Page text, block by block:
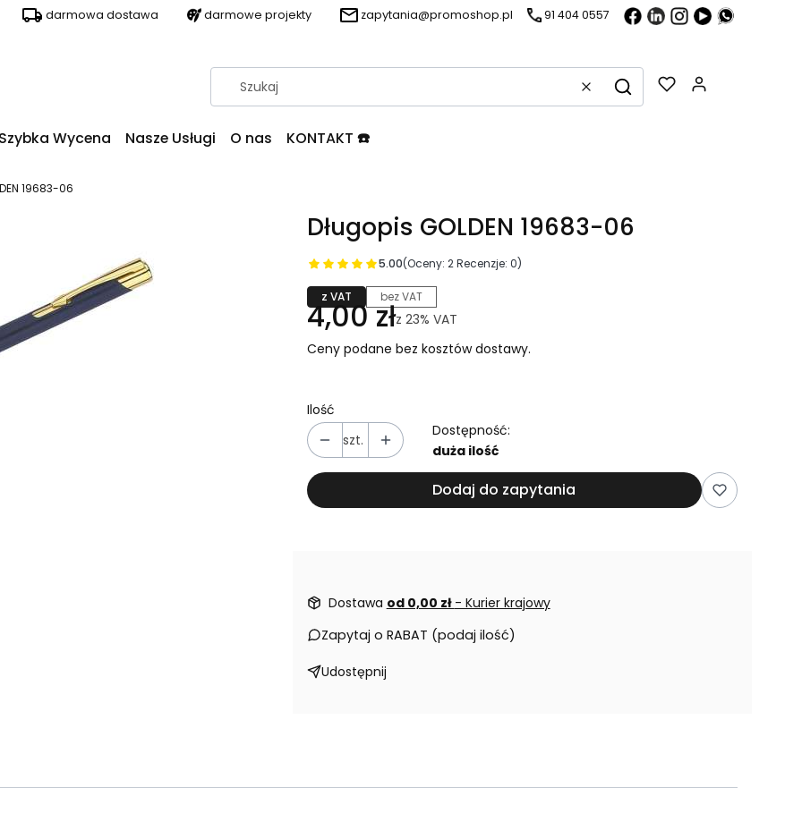
darmowa dostawa darmowe projekty zapytania@promoshop.pl 91 404 0557
WyczyśćSzukaj
Wycena Nasze Usługi O nas KONTAKT ☎️
19683-06
Długopis GOLDEN 19683-06
5.00(Oceny: 2 Recenzje: 0)
z VAT bez VAT
4,00 złz 23% VAT
Ceny podane bez kosztów dostawy.
Ilość
szt.
Dostępność:
duża ilość
Dodaj do zapytania
Dostawa od 0,00 zł - Kurier krajowy
Zapytaj o RABAT (podaj ilość)
Udostępnij